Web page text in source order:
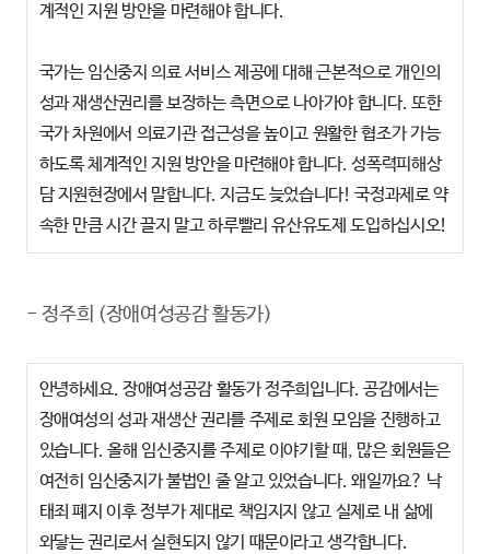
계적인 지원 방안을 마련해야 합니다.
국가는 임신중지 의료 서비스 제공에 대해 근본적으로 개인의
성과 재생산권리를 보장하는 측면으로 나아가야 합니다. 또한
국가 차원에서 의료기관 접근성을 높이고 원활한 협조가 가능
하도록 체계적인 지원 방안을 마련해야 합니다. 성폭력피해상
담 지원현장에서 말합니다. 지금도 늦었습니다! 국정과제로 약
속한 만큼 시간 끌지 말고 하루빨리 유산유도제 도입하십시오!
-정주희 (장애여성공감 활동가)
안녕하세요. 장애여성공감 활동가 정주희입니다. 공감에서는
장애여성의 성과 재생산 권리를 주제로 회원 모임을 진행하고
있습니다. 올해 임신중지를 주제로 이야기할 때, 많은 회원들은
여전히 임신중지가 불법인 줄 알고 있었습니다. 왜일까요? 낙
태죄 폐지 이후 정부가 제대로 책임지지 않고 실제로 내 삶에
와닿는 권리로서 실현되지 않기 때문이라고 생각합니다.